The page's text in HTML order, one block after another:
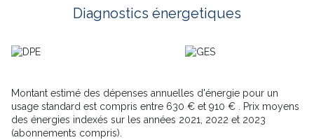
Situé dans un secteur recherché, à proximité des commodités
et à quelques minutes de Valenciennes, cet appartement allie
Les informations sur les risques auxquels ce bien est exposé
sont disponibles sur le site Géorisques :
Diagnostics énergetiques
Montant estimé des dépenses annuelles d'énergie pour un
usage standard est compris entre 630 € et 910 € . Prix moyens
des énergies indexés sur les années 2021, 2022 et 2023
(abonnements compris).